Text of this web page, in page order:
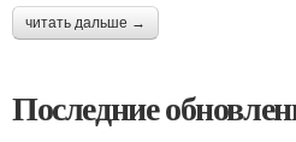
читать дальше →
Последние